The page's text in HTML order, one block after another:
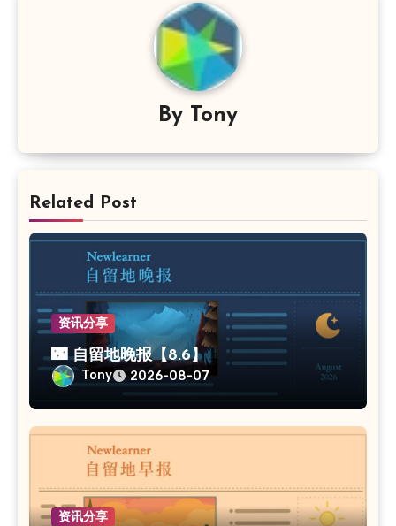
By Tony
Related Post
资讯分享
🌃 自留地晚报【8.6】
Tony 2026-08-07
资讯分享